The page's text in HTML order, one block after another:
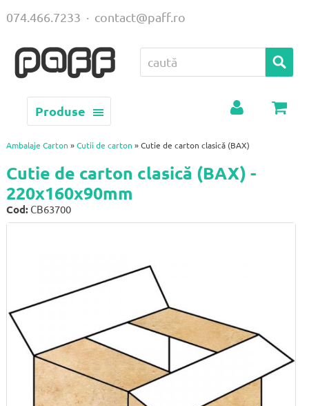
Produse
074.466.7233 · contact@paff.ro
Ambalaje Carton » Cutii de carton » Cutie de carton clasică (BAX)
Cutie de carton clasică (BAX) -
220x160x90mm
Cod: CB63700